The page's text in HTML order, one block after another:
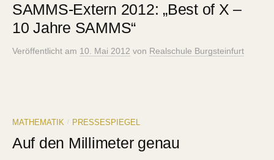
SAMMS-Extern 2012: „Best of X –
10 Jahre SAMMS“
Veröffentlicht am 10. Mai 2012 von Realschule Burgsteinfurt
MATHEMATIK / PRESSESPIEGEL
Auf den Millimeter genau